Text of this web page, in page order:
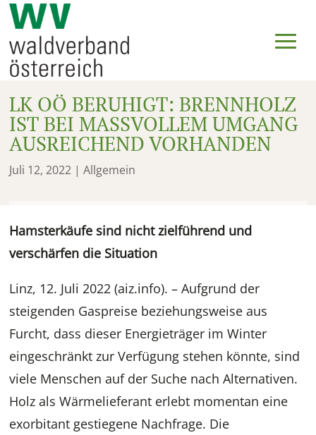
LK OÖ BERUHIGT: BRENNHOLZ
IST BEI MASSVOLLEM UMGANG
AUSREICHEND VORHANDEN
Juli 12, 2022 | Allgemein
Hamsterkäufe sind nicht zielführend und
verschärfen die Situation
Linz, 12. Juli 2022 (aiz.info). – Aufgrund der
steigenden Gaspreise beziehungsweise aus
Furcht, dass dieser Energieträger im Winter
eingeschränkt zur Verfügung stehen könnte, sind
viele Menschen auf der Suche nach Alternativen.
Holz als Wärmelieferant erlebt momentan eine
exorbitant gestiegene Nachfrage. Die